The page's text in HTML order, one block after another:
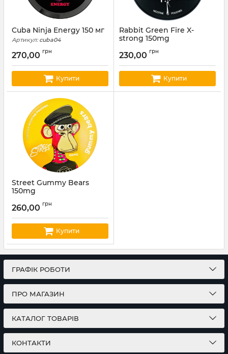
Cuba Ninja Energy 150 мг
Артикул:cuba04
270,00 грн
Купити
Rabbit Green Fire X-
strong 150mg
230,00 грн
Купити
Street Gummy Bears
150mg
260,00 грн
Купити
ГРАФІК РОБОТИ
ПРО МАГАЗИН
КАТАЛОГ ТОВАРІВ
КОНТАКТИ